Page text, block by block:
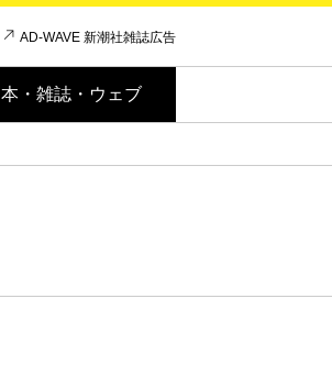
AD-WAVE 新潮社雑誌広告
本・雑誌・ウェブ